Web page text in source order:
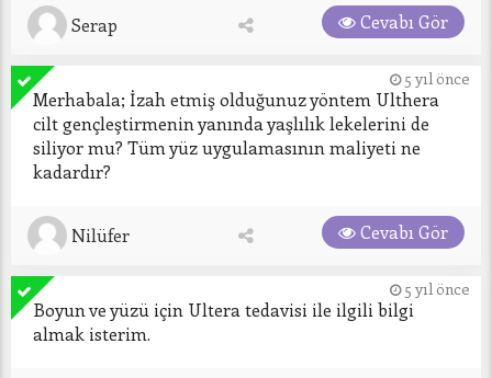
Serap Cevabı Gör
5 yıl önce
Merhabala; İzah etmiş olduğunuz yöntem Ulthera
cilt gençleştirmenin yanında yaşlılık lekelerini de
siliyor mu? Tüm yüz uygulamasının maliyeti ne
kadardır?
Nilüfer Cevabı Gör
5 yıl önce
Boyun ve yüzü için Ultera tedavisi ile ilgili bilgi
almak isterim.